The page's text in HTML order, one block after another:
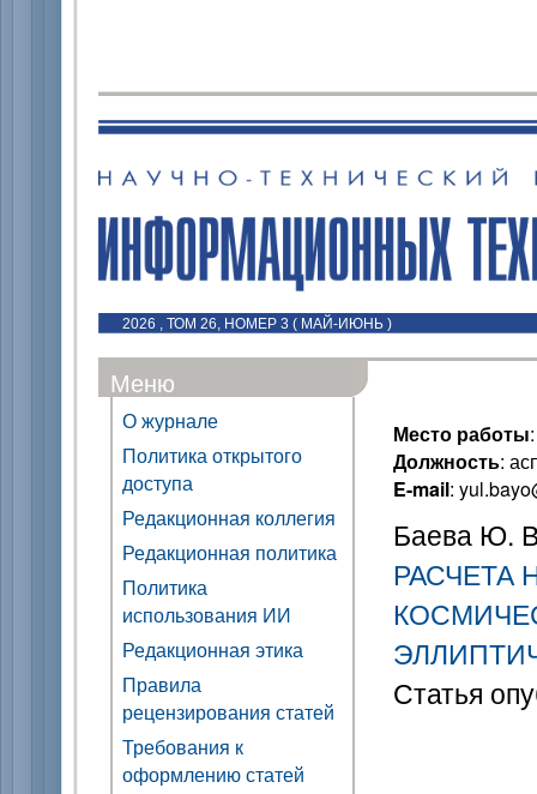
2026 , ТОМ 26, НОМЕР 3 ( МАЙ-ИЮНЬ )
Меню
О журнале
Политика открытого
доступа
Редакционная коллегия
Редакционная политика
Политика
использования ИИ
Редакционная этика
Правила
рецензирования статей
Требования к
оформлению статей
Место работы
Должность:
E-mail:
Баева Ю.
РАСЧЕТА
Статья